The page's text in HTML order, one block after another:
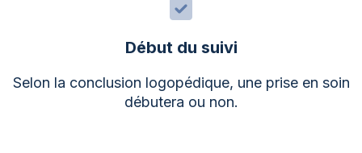
Début du suivi
Selon la conclusion logopédique, une prise en soin
débutera ou non.